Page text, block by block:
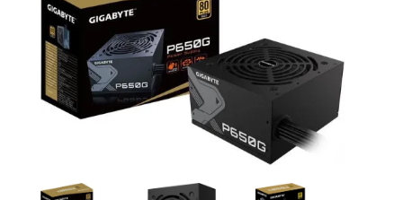
Cartes
mères